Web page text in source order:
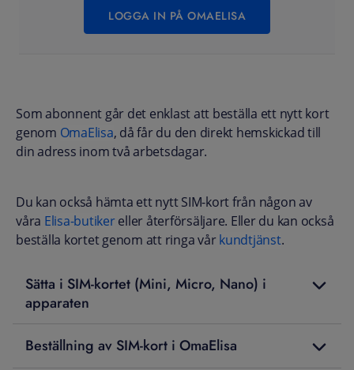
LOGGA IN PÅ OMAELISA
Som abonnent går det enklast att beställa ett nytt kort
genom OmaElisa, då får du den direkt hemskickad till
din adress inom två arbetsdagar.
Du kan också hämta ett nytt SIM-kort från någon av
våra Elisa-butikereller återförsäljare. Eller du kan också
beställa kortet genom att ringa vårkundtjänst.
Sätta i SIM-kortet (Mini, Micro, Nano) i
apparaten
Beställning av SIM-kort i OmaElisa